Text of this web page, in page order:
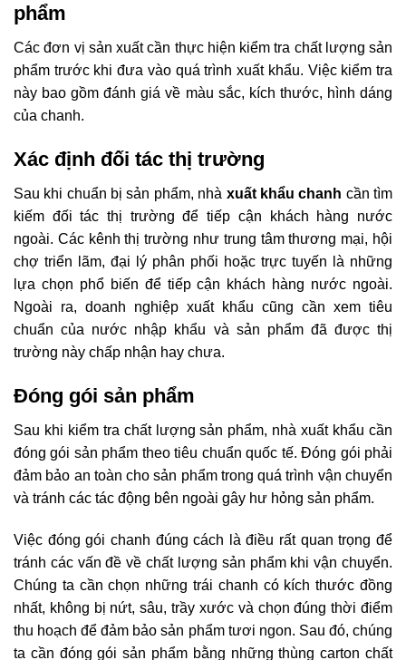
phẩm
Các đơn vị sản xuất cần thực hiện kiểm tra chất lượng sản
phẩm trước khi đưa vào quá trình xuất khẩu. Việc kiểm tra
này bao gồm đánh giá về màu sắc, kích thước, hình dáng
của chanh.
Xác định đối tác thị trường
Sau khi chuẩn bị sản phẩm, nhà xuất khẩu chanh cần tìm
kiếm đối tác thị trường để tiếp cận khách hàng nước
ngoài. Các kênh thị trường như trung tâm thương mại, hội
chợ triển lãm, đại lý phân phối hoặc trực tuyến là những
lựa chọn phổ biến để tiếp cận khách hàng nước ngoài.
Ngoài ra, doanh nghiệp xuất khẩu cũng cần xem tiêu
chuẩn của nước nhập khẩu và sản phẩm đã được thị
trường này chấp nhận hay chưa.
Đóng gói sản phẩm
Sau khi kiểm tra chất lượng sản phẩm, nhà xuất khẩu cần
đóng gói sản phẩm theo tiêu chuẩn quốc tế. Đóng gói phải
đảm bảo an toàn cho sản phẩm trong quá trình vận chuyển
và tránh các tác động bên ngoài gây hư hỏng sản phẩm.
Việc đóng gói chanh đúng cách là điều rất quan trọng để
tránh các vấn đề về chất lượng sản phẩm khi vận chuyển.
Chúng ta cần chọn những trái chanh có kích thước đồng
nhất, không bị nứt, sâu, trầy xước và chọn đúng thời điểm
thu hoạch để đảm bảo sản phẩm tươi ngon. Sau đó, chúng
ta cần đóng gói sản phẩm bằng những thùng carton chất